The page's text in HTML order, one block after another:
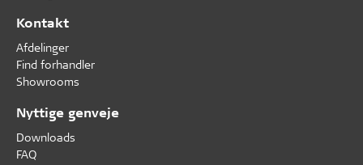
Kontakt
Afdelinger
Find forhandler
Showrooms
Nyttige genveje
Downloads
FAQ